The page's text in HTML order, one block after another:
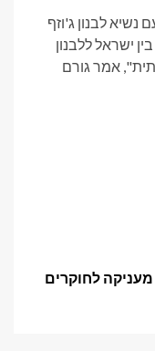
נשיא לבנון ג'וזף
ישראל ללבנון
אמר גורם
פלטפורמת Isaac Gr00t של NVIDIA מעניקה לחוקרים